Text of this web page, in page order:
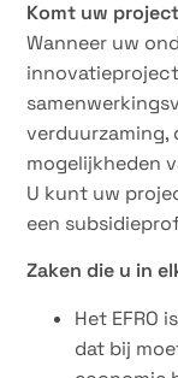
Komt uw
Wanneer uw
verduurzaming,
mogelijkheden
U kunt uw
een
Zaken die u in
Het EFRO
dat bij